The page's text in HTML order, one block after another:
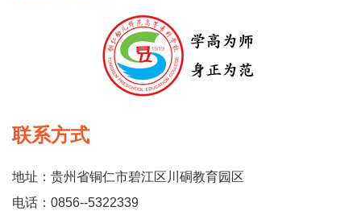
联系方式
地址：贵州省铜仁市碧江区川硐教育园区
电话：0856--5322339